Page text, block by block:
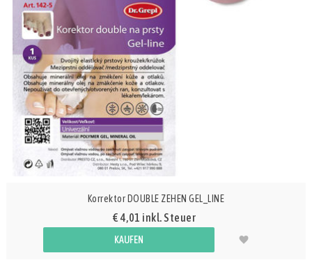
Korrektor DOUBLE ZEHEN GEL_LINE
€ 4,01 inkl. Steuer
KAUFEN